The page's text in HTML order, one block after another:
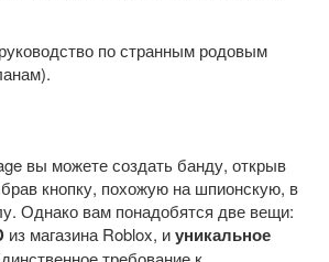
вы можете создать банду, открыв
кнопку, похожую на шпионскую, в
Однако вам понадобятся две вещи:
из магазина Roblox, иуникальное